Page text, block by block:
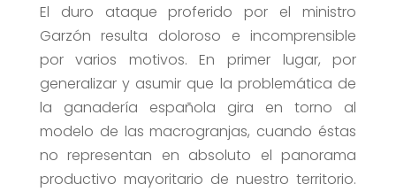
El duro ataque proferido por el ministro
Garzón resulta doloroso e incomprensible
por varios motivos. En primer lugar, por
generalizar y asumir que la problemática de
la ganadería española gira en torno al
modelo de las macrogranjas, cuando éstas
no representan en absoluto el panorama
productivo mayoritario de nuestro territorio.